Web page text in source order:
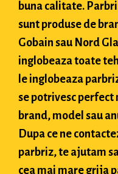
buna calitate.
sunt produse de
Gobain sau Nord
inglobeaza toate
le inglobeaza
se potrivesc
brand, model sau
Dupa ce ne
parbriz, te ajutam
cea mai mare grija